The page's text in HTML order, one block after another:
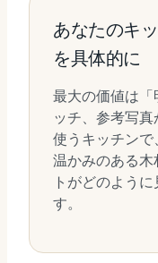
あなたのキ
を具体的に
最大の価値は「
ッチ、参考写
使うキッチン
温かみのある木
トがどのよう
す。